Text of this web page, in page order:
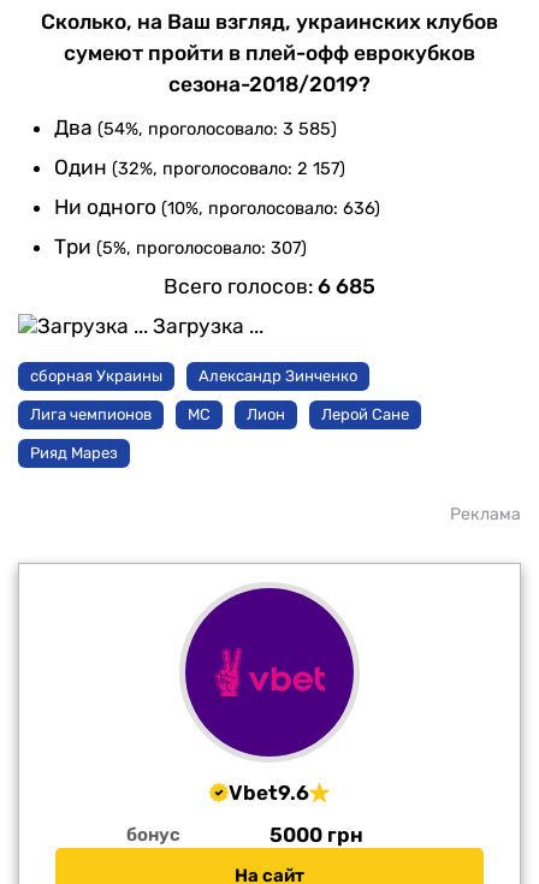
Сколько, на Ваш взгляд, украинских клубов
сумеют пройти в плей-офф еврокубков
сезона-2018/2019?
Два (54%, проголосовало: 3 585)
Один (32%, проголосовало: 2 157)
Ни одного (10%, проголосовало: 636)
Три (5%, проголосовало: 307)
Всего голосов: 6 685
Загрузка ...
сборная Украины Александр Зинченко
Лига чемпионов МС Лион Лерой Сане
Рияд Марез
Реклама
Vbet9.6
бонус 5000 грн
На сайт